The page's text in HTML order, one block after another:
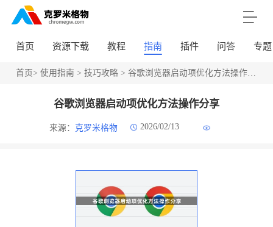
首页 资源下载 教程 指南 插件 问答 专题
首页> 使用指南 > 技巧攻略> 谷歌浏览器启动项优化方法操作分享
谷歌浏览器启动项优化方法操作分享
来源： 克罗米格物 2026/02/13